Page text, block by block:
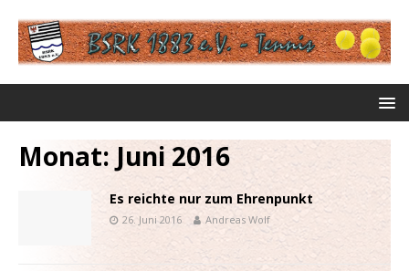
Monat: Juni 2016
Es reichte nur zum Ehrenpunkt
26. Juni 2016 Andreas Wolf